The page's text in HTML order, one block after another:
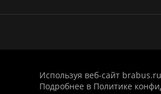
1998-2026 © BRABUS RUSSIA
Используя веб-сайт
Подробнее в Политике